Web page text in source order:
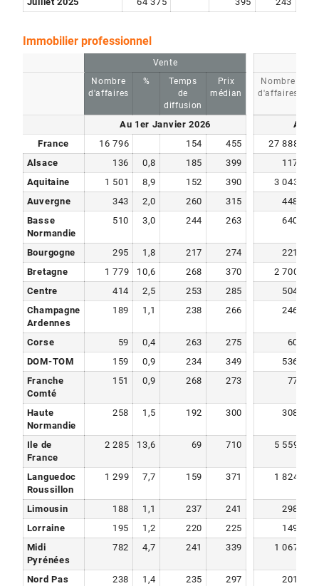
Immobilier professionnel
Vente
Nombre
d'affaires
%
Temps
de
diffusion
Prix
médian
Nombre
d'affaires
Au 1er Janvier 2026
Au
France
16 796 154 455
27 888
Alsace
136 0,8 185 399 117
Aquitaine
1 501 8,9 152 390 3 043
Auvergne
343 2,0 260 315 448
Basse
Normandie
510 3,0 244 263 640
Bourgogne 295 1,8 217 274 221
Bretagne
1 779 10,6 268 370 2 700
Centre
414 2,5 253 285 504
Champagne
Ardennes
189 1,1 238 266 246
Corse 59 0,4 263 275 60
DOM-TOM
159 0,9 234 349 536
Franche
Comté
151 0,9 268 273 77
Haute
Normandie
258 1,5 192 300 308
Ile de
France
2 285 13,6 69 710 5 559
Languedoc
Roussillon
1 299 7,7 159 371 1 824
Limousin 188 1,1 237 241 298
Lorraine
195 1,2 220 225 149
Midi
Pyrénées
782 4,7 241 339 1 067
Nord Pas
238 1,4 235 297 201